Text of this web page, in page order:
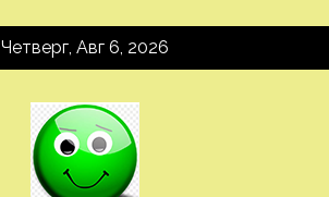
Четверг, Авг 6, 2026